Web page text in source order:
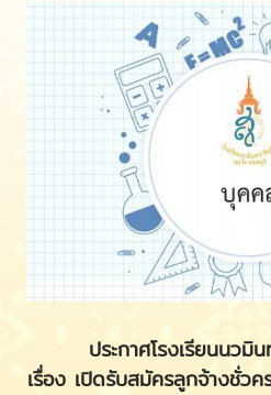
ประกาศโรงเรียนนว
เรื่อง เปิดรับสมัครลูกจ้างชั่ว